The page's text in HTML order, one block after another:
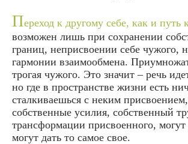
Переход к другому себе, как и путь
возможен лишь при сохранении
границ, неприсвоении себе чужого,
гармонии взаимообмена.
трогая чужого. Это значит – речь
но где в пространстве жизни есть
сталкиваешься с неким
собственные усилия, собственный
трансформации присвоенного, могут
могут дать то самое свое.